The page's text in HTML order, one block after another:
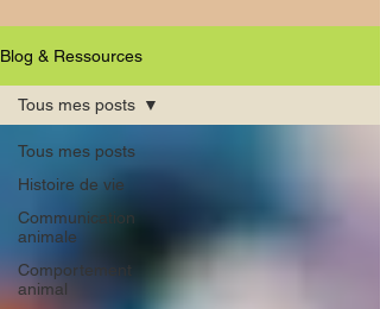
Blog & Ressources
Tous mes posts
Histoire de vie
Communication
animale
Comportement
animal
Tous mes posts